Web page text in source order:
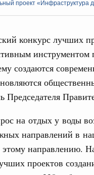
проект «Инфраструктура
конкурс лучших
инструментом
создаются
Председателя
на отдых у воды
направлений в
направлению.
проектов
технологий
Кравцов
на
политики
Ярославскую